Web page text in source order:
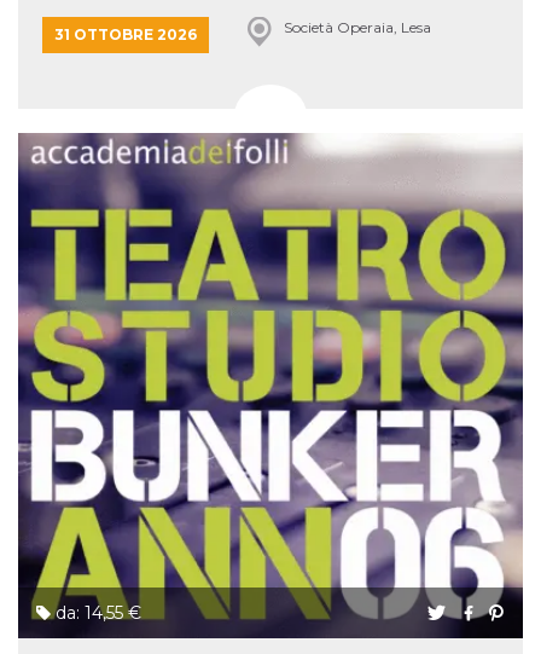
31 OTTOBRE 2026 Società Operaia, Lesa
da: 14,55 €